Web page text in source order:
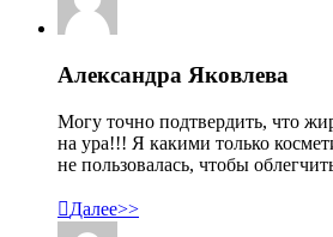
Александра Яковлева
Могу точно подтвердить, что
на ура!!! Я какими только
не пользовалась, чтобы
Далее>>